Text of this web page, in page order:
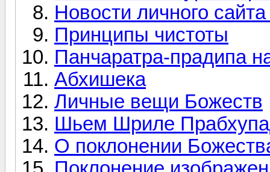
Новости личного
Принципы чистоты
Панчаратра-прадипа
Абхишека
Личные вещи Божеств
Шьем Шриле
О поклонении